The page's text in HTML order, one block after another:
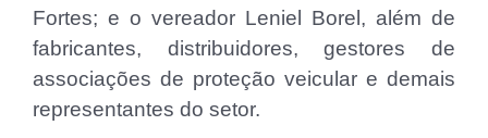
Fortes; e o vereador Leniel Borel, além de
fabricantes, distribuidores, gestores de
associações de proteção veicular e demais
representantes do setor.